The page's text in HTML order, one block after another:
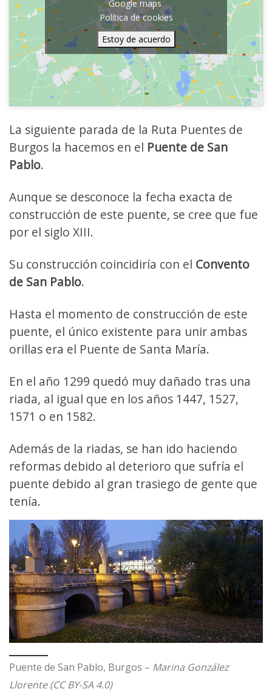
Google maps
Política de cookies
Estoy de acuerdo
La siguiente parada de la Ruta Puentes de
Burgos la hacemos en el Puente de San
Pablo.
Aunque se desconoce la fecha exacta de
construcción de este puente, se cree que fue
por el siglo XIII.
Su construcción coincidiría con el Convento
de San Pablo.
Hasta el momento de construcción de este
puente, el único existente para unir ambas
orillas era el Puente de Santa María.
En el año 1299 quedó muy dañado tras una
riada, al igual que en los años 1447, 1527,
1571 o en 1582.
Además de la riadas, se han ido haciendo
reformas debido al deterioro que sufría el
puente debido al gran trasiego de gente que
tenía.
Puente de San Pablo, Burgos – Marina González
Llorente (CC BY-SA 4.0)